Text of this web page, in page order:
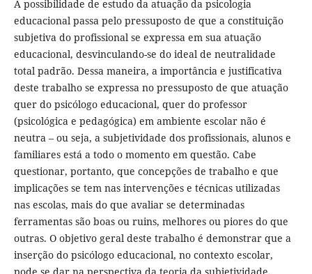
A possibilidade de estudo da atuação da psicologia
educacional passa pelo pressuposto de que a constituição
subjetiva do profissional se expressa em sua atuação
educacional, desvinculando-se do ideal de neutralidade
total padrão. Dessa maneira, a importância e justificativa
deste trabalho se expressa no pressuposto de que atuação
quer do psicólogo educacional, quer do professor
(psicológica e pedagógica) em ambiente escolar não é
neutra – ou seja, a subjetividade dos profissionais, alunos e
familiares está a todo o momento em questão. Cabe
questionar, portanto, que concepções de trabalho e que
implicações se tem nas intervenções e técnicas utilizadas
nas escolas, mais do que avaliar se determinadas
ferramentas são boas ou ruins, melhores ou piores do que
outras. O objetivo geral deste trabalho é demonstrar que a
inserção do psicólogo educacional, no contexto escolar,